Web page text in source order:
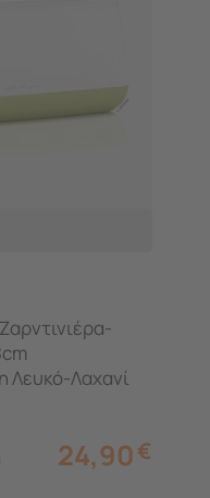
Λευκό-Λαχανί
24,90€